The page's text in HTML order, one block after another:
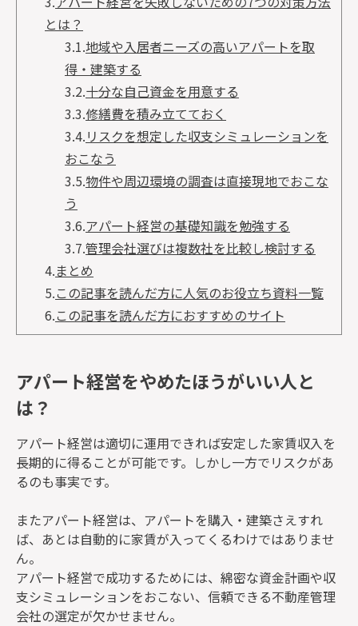
とは？
3.1.地域や入居者ニーズの高いアパートを取
得・建築する
3.2.十分な自己資金を用意する
3.3.修繕費を積み立てておく
3.4.リスクを想定した収支シミュレーションを
おこなう
3.5.物件や周辺環境の調査は直接現地でおこな
う
3.6.アパート経営の基礎知識を勉強する
3.7.管理会社選びは複数社を比較し検討する
4.まとめ
5.この記事を読んだ方に人気のお役立ち資料一覧
6.この記事を読んだ方におすすめのサイト
アパート経営をやめたほうがいい人と
は？
アパート経営は適切に運用できれば安定した家賃収入を
長期的に得ることが可能です。しかし一方でリスクがあ
るのも事実です。
またアパート経営は、アパートを購入・建築さえすれ
ば、あとは自動的に家賃が入ってくるわけではありませ
ん。
アパート経営で成功するためには、綿密な資金計画や収
支シミュレーションをおこない、信頼できる不動産管理
会社の選定が欠かせません。